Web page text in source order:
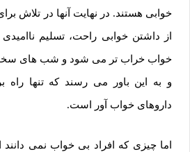
خوابی هستند. در نهایت آنها در تلاش
از داشتن خوابی راحت، تسلیم
خواب خراب تر می شود و شب های سخت
و به این باور می رسند که تنها راه
داروهای خواب آور است.
اما چیزی که افراد بی خواب نمی